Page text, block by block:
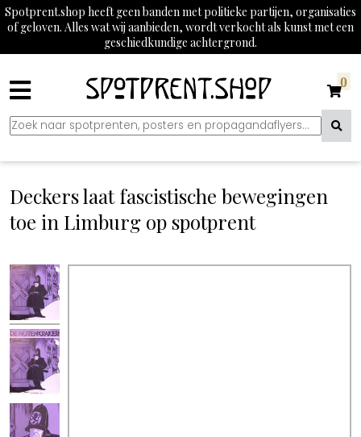
Spotprent.shop heeft geen banden met politieke partijen, organisaties
of geloven. Alles wat wij aanbieden, wordt verkocht als kunst met een
geschiedkundige achtergrond.
0
Deckers laat fascistische bewegingen
toe in Limburg op spotprent